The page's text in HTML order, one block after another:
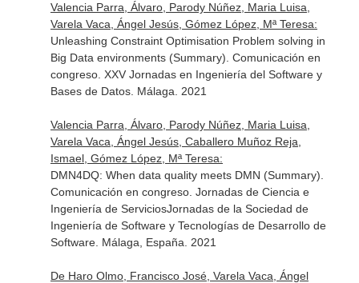
Valencia Parra, Álvaro, Parody Núñez, Maria Luisa,
Varela Vaca, Ángel Jesús, Gómez López, Mª Teresa:
Unleashing Constraint Optimisation Problem solving in
Big Data environments (Summary). Comunicación en
congreso. XXV Jornadas en Ingeniería del Software y
Bases de Datos. Málaga. 2021
Valencia Parra, Álvaro, Parody Núñez, Maria Luisa,
Varela Vaca, Ángel Jesús, Caballero Muñoz Reja,
Ismael, Gómez López, Mª Teresa:
DMN4DQ: When data quality meets DMN (Summary).
Comunicación en congreso. Jornadas de Ciencia e
Ingeniería de ServiciosJornadas de la Sociedad de
Ingeniería de Software y Tecnologías de Desarrollo de
Software. Málaga, España. 2021
De Haro Olmo, Francisco José, Varela Vaca, Ángel